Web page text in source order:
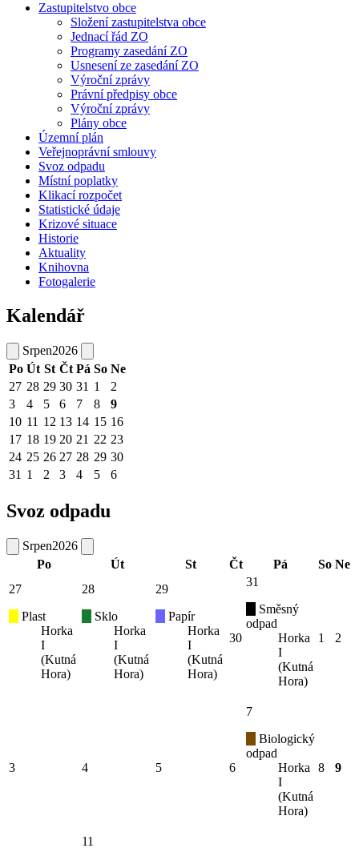
Zastupitelstvo obce
Složení zastupitelstva obce
Jednací řád ZO
Programy zasedání ZO
Usnesení ze zasedání ZO
Výroční zprávy
Právní předpisy obce
Výroční zprávy
Plány obce
Územní plán
Veřejnoprávní smlouvy
Svoz odpadu
Místní poplatky
Klikací rozpočet
Statistické údaje
Krizové situace
Historie
Aktuality
Knihovna
Fotogalerie
Kalendář
Srpen2026
Po Út St Čt Pá So Ne
27 28 29 30 31 1
2
3
4 5 6 7 8
9
10 11 12 13 14 15 16
17 18 19 20 21 22 23
24 25 26 27 28 29 30
31 1 2 3 4 5 6
Svoz odpadu
Srpen2026
Po
Út St Čt Pá So Ne
27
Plast
Horka
I
(Kutná
Hora)
28
Sklo
Horka
I
(Kutná
Hora)
29
Papír
Horka
I
(Kutná
Hora)
30
31
Směsný
odpad
Horka
I
(Kutná
Hora)
1 2
3 4 5 6
7
Biologický
odpad
Horka
I
(Kutná
Hora)
8 9
11